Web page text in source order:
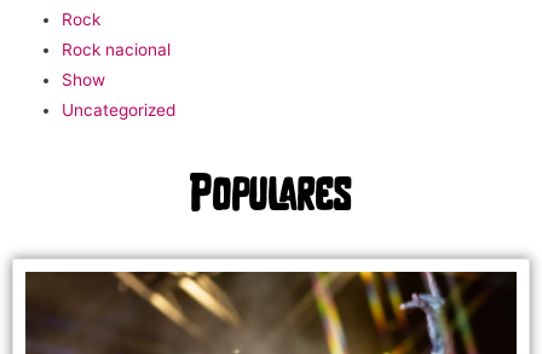
Rock
Rock nacional
Show
Uncategorized
Populares